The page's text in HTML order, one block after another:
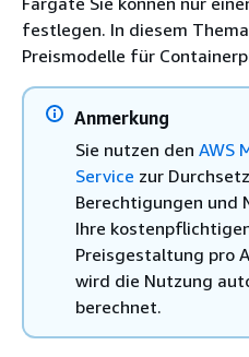
festlegen. In diesem
Preismodelle für
Anmerkung
Sie nutzen den AWS
Service zur
Berechtigungen und
Ihre
Preisgestaltung pro
wird die Nutzung
berechnet.